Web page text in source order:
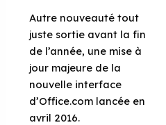
Autre nouveauté tout
juste sortie avant la fin
de l’année, une mise à
jour majeure de la
nouvelle interface
d’Office.com lancée en
avril 2016.